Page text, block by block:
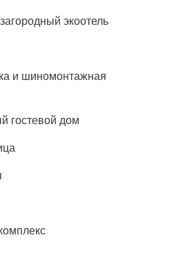
экоотель
и шиномонтажная
гостевой дом